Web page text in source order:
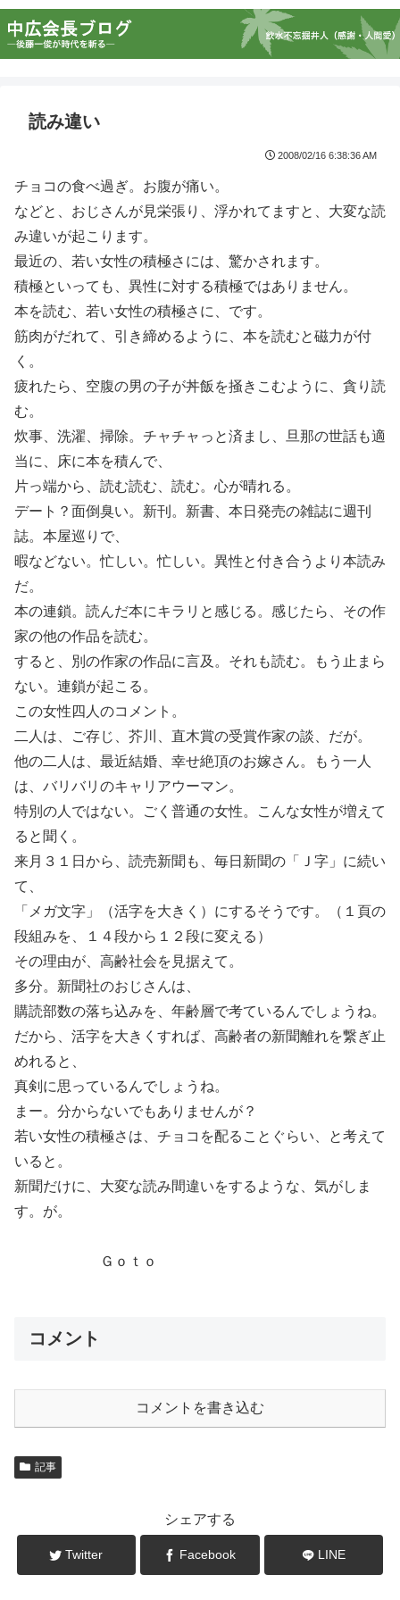
読み違い
2008/02/16 6:38:36 AM
チョコの食べ過ぎ。お腹が痛い。
などと、おじさんが見栄張り、浮かれてますと、大変な読
み違いが起こります。
最近の、若い女性の積極さには、驚かされます。
積極といっても、異性に対する積極ではありません。
本を読む、若い女性の積極さに、です。
筋肉がだれて、引き締めるように、本を読むと磁力が付
く。
疲れたら、空腹の男の子が丼飯を掻きこむように、貪り読
む。
炊事、洗濯、掃除。チャチャっと済まし、旦那の世話も適
当に、床に本を積んで、
片っ端から、読む読む、読む。心が晴れる。
デート？面倒臭い。新刊。新書、本日発売の雑誌に週刊
誌。本屋巡りで、
暇などない。忙しい。忙しい。異性と付き合うより本読み
だ。
本の連鎖。読んだ本にキラリと感じる。感じたら、その作
家の他の作品を読む。
すると、別の作家の作品に言及。それも読む。もう止まら
ない。連鎖が起こる。
この女性四人のコメント。
二人は、ご存じ、芥川、直木賞の受賞作家の談、だが。
他の二人は、最近結婚、幸せ絶頂のお嫁さん。もう一人
は、バリバリのキャリアウーマン。
特別の人ではない。ごく普通の女性。こんな女性が増えて
ると聞く。
来月３１日から、読売新聞も、毎日新聞の「Ｊ字」に続い
て、
「メガ文字」（活字を大きく）にするそうです。（１頁の
段組みを、１４段から１２段に変える）
その理由が、高齢社会を見据えて。
多分。新聞社のおじさんは、
購読部数の落ち込みを、年齢層で考ているんでしょうね。
だから、活字を大きくすれば、高齢者の新聞離れを繋ぎ止
めれると、
真剣に思っているんでしょうね。
まー。分からないでもありませんが？
若い女性の積極さは、チョコを配ることぐらい、と考えて
いると。
新聞だけに、大変な読み間違いをするような、気がしま
す。が。
Ｇｏｔｏ
コメント
コメントを書き込む
記事
シェアする
Twitter Facebook LINE